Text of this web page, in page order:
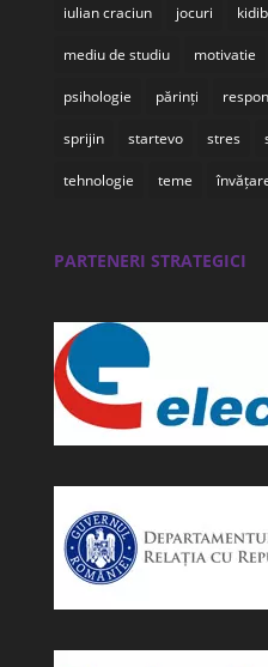
iulian craciun jocuri
mediu de studiu motivatie
psihologie părinți
sprijin startevo stres
tehnologie teme
PARTENERI STRATEGICI